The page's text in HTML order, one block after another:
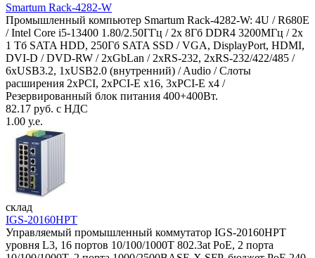
Smartum Rack-4282-W
Промышленный компьютер Smartum Rack-4282-W: 4U / R680E
/ Intel Core i5-13400 1.80/2.50ГГц / 2x 8Гб DDR4 3200МГц / 2x
1 Тб SATA HDD, 250Гб SATA SSD / VGA, DisplayPort, HDMI,
DVI-D / DVD-RW / 2xGbLan / 2xRS-232, 2xRS-232/422/485 /
6xUSB3.2, 1xUSB2.0 (внутренний) / Audio / Слоты
расширения 2xPCI, 2xPCI-E x16, 3xPCI-E x4 /
Резервированный блок питания 400+400Вт.
82.17 руб. с НДС
1.00 у.е.
склад
IGS-20160HPT
Управляемый промышленный коммутатор IGS-20160HPT
уровня L3, 16 портов 10/100/1000T 802.3at PoE, 2 порта